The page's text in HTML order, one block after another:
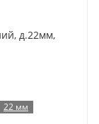
д.22мм,
22 мм